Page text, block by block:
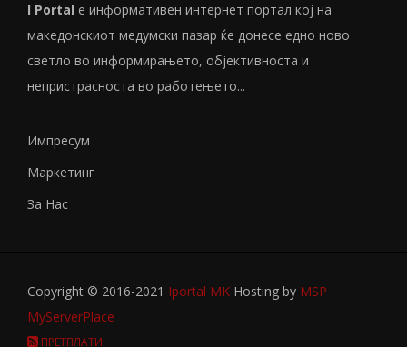
I Portal е информативен интернет портал кој на
македонскиот медумски пазар ќе донесе едно ново
светло во информирањето, објективноста и
непристрасноста во работењето...
Импресум
Маркетинг
За Нас
Copyright © 2016-2021 Iportal MK Hosting by MSP
MyServerPlace
ПРЕТПЛАТИ